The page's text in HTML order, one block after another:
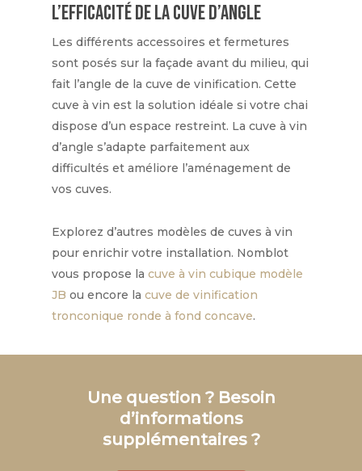
L’efficacité de la cuve d’angle
Les différents accessoires et fermetures
sont posés sur la façade avant du milieu, qui
fait l’angle de la cuve de vinification. Cette
cuve à vin est la solution idéale si votre chai
dispose d’un espace restreint. La cuve à vin
d’angle s’adapte parfaitement aux
difficultés et améliore l’aménagement de
vos cuves.
Explorez d’autres modèles de cuves à vin
pour enrichir votre installation. Nomblot
vous propose lacuve à vin cubique modèle
JB ou encore lacuve de vinification
tronconique ronde à fond concave.
Une question ? Besoin
d’informations
supplémentaires ?